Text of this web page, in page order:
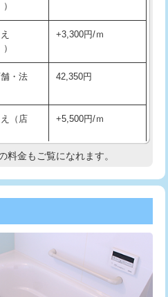
+3,300円/ｍ
・法
42,350円
（店
+5,500円/ｍ
現地調査
33,000円
料金もご覧になれます。